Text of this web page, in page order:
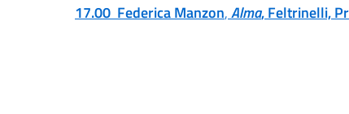
17.00 Federica Manzon,Alma,Feltrinelli,